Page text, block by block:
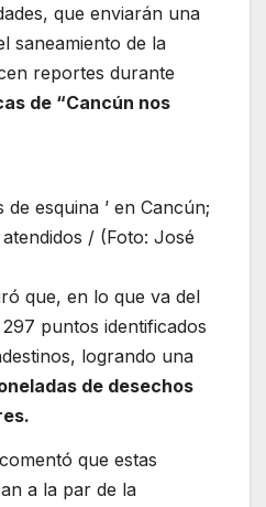
que enviarán una
saneamiento de la
reportes durante
de “Cancún nos
esquina ’ en Cancún;
/ (Foto: José
que, en lo que va del
puntos identificados
logrando una
de desechos
que estas
a la par de la